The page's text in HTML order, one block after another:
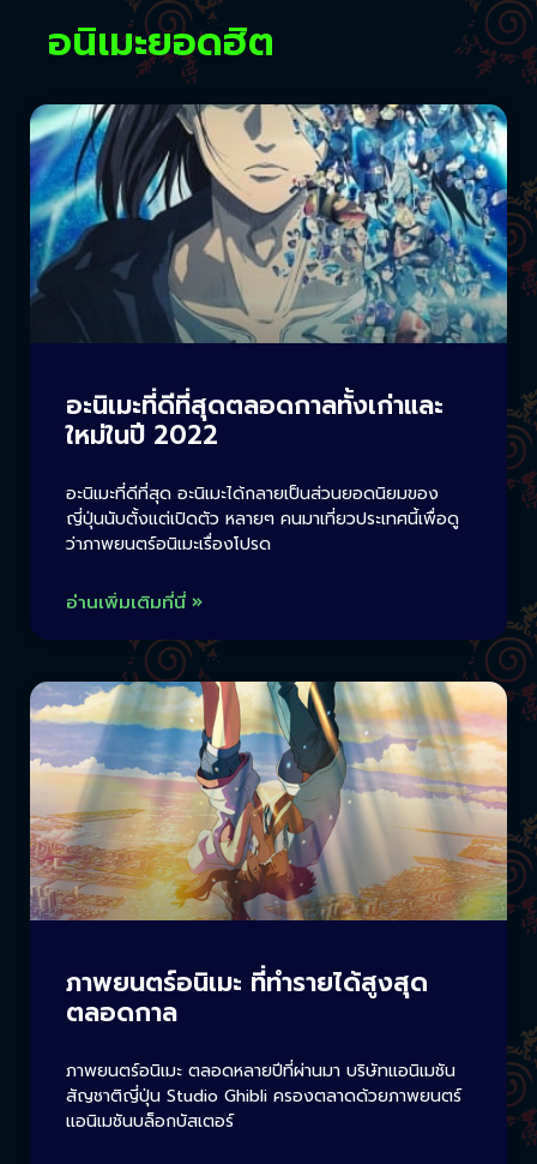
อนิเมะยอดฮิต
อะนิเมะที่ดีที่สุดตลอดกาลทั้งเก่าและ
ใหม่ในปี 2022
อะนิเมะที่ดีที่สุด อะนิเมะได้กลายเป็นส่วนยอดนิยมของ
ญี่ปุ่นนับตั้งแต่เปิดตัว หลายๆ คนมาเที่ยวประเทศนี้เพื่อดู
ว่าภาพยนตร์อนิเมะเรื่องโปรด
อ่านเพิ่มเติมที่นี่ »
ภาพยนตร์อนิเมะ ที่ทำรายได้สูงสุด
ตลอดกาล
ภาพยนตร์อนิเมะ ตลอดหลายปีที่ผ่านมา บริษัทแอนิเมชัน
สัญชาติญี่ปุ่น Studio Ghibli ครองตลาดด้วยภาพยนตร์
แอนิเมชันบล็อกบัสเตอร์